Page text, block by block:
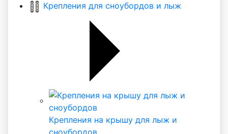
Крепления для сноубордов и лыж
Крепления на крышу для лыж и
сноубордов